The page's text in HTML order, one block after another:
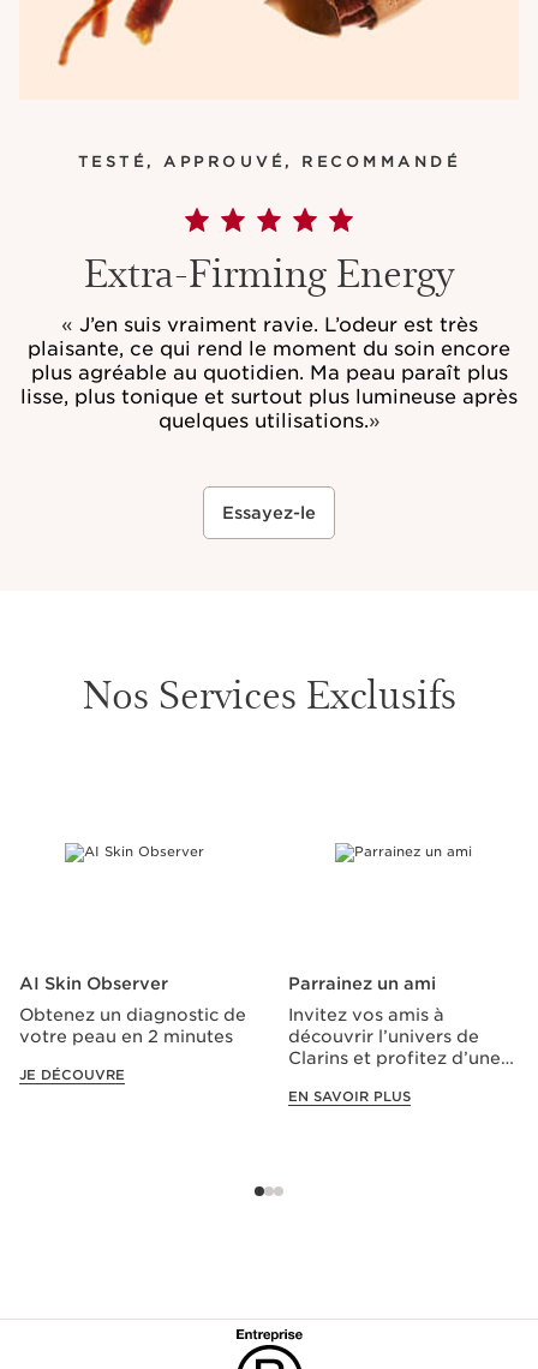
TESTÉ, APPROUVÉ, RECOMMANDÉ
Extra-Firming Energy
« J’en suis vraiment ravie. L’odeur est très
plaisante, ce qui rend le moment du soin encore
plus agréable au quotidien. Ma peau paraît plus
lisse, plus tonique et surtout plus lumineuse après
quelques utilisations.»
Essayez-le
Nos Services Exclusifs
AI Skin Observer
Obtenez un diagnostic de
votre peau en 2 minutes
JE DÉCOUVRE
Parrainez un ami
Invitez vos amis à
découvrir l’univers de
Clarins et profitez d’une
EN SAVOIR PLUS